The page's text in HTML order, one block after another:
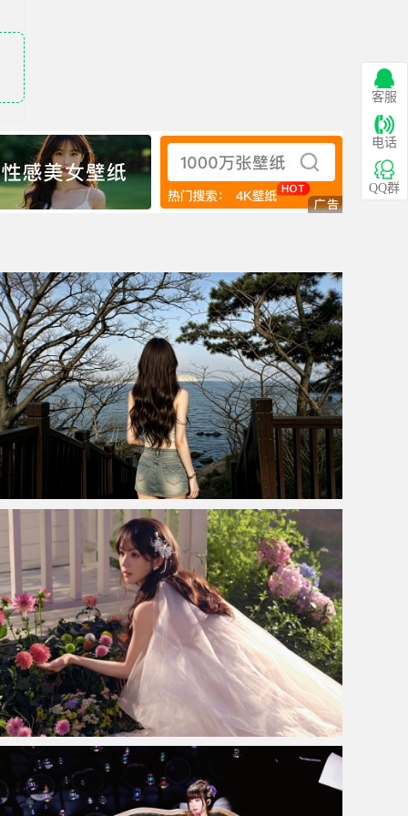
边 看海的美女背影 长发大波浪 4K高清壁纸3840x2160
女鲜花田曦薇4K高清壁纸3840x2400
客服
电话
QQ群